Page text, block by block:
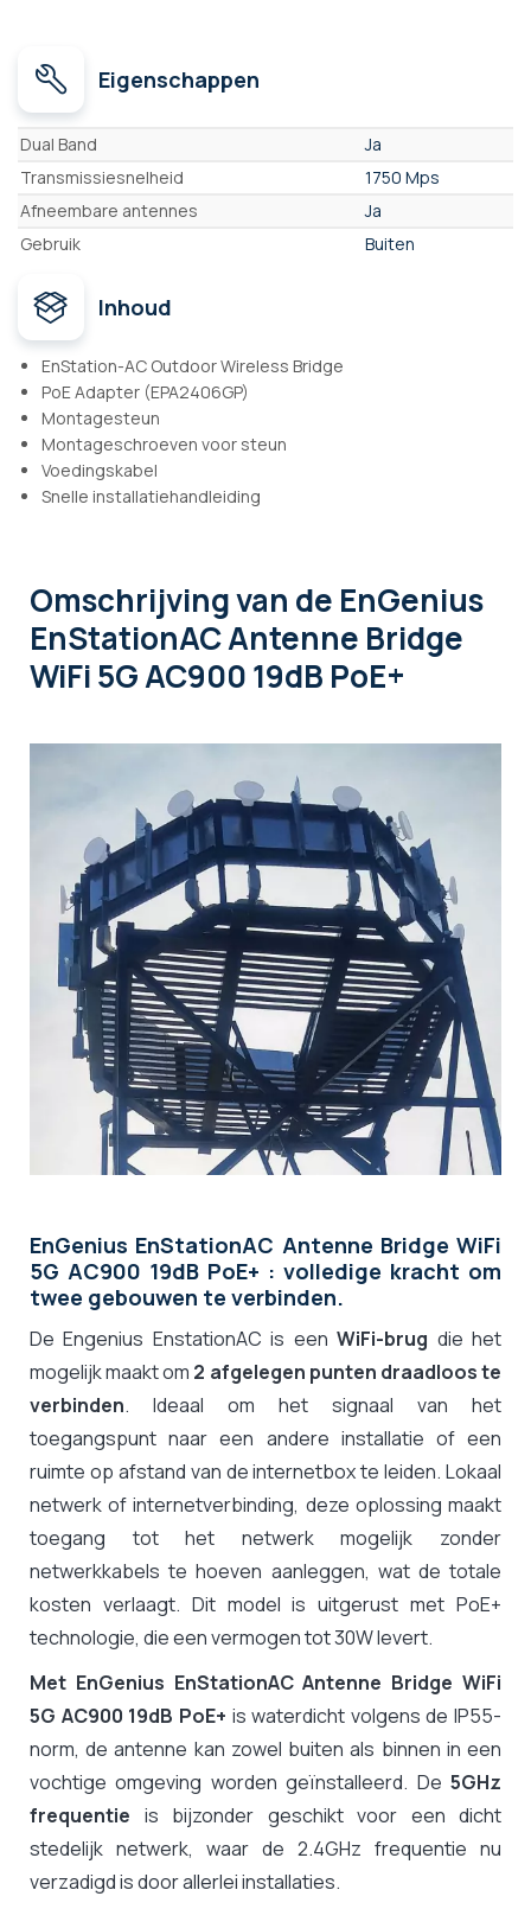
Eigenschappen
Eigenschappen
Dual Band
Ja
Transmissiesnelheid
1750 Mps
Afneembare antennes
Ja
Gebruik
Buiten
Inhoud
EnStation-AC Outdoor Wireless Bridge
PoE Adapter (EPA2406GP)
Montagesteun
Montageschroeven voor steun
Voedingskabel
Snelle installatiehandleiding
Omschrijvingvan de EnGenius
EnStationAC Antenne Bridge
WiFi 5G AC900 19dB PoE+
EnGenius EnStationAC Antenne Bridge WiFi
5G AC900 19dB PoE+ : volledige kracht om
twee gebouwen te verbinden.
De Engenius EnstationAC is eenWiFi-brug die het
mogelijk maakt om 2 afgelegen punten draadloos te
verbinden. Ideaal om het signaal van het
toegangspunt naar een andere installatie of een
ruimte op afstand van de internetbox te leiden. Lokaal
netwerk of internetverbinding, deze oplossing maakt
toegang tot het netwerk mogelijk zonder
netwerkkabels te hoeven aanleggen, wat de totale
kosten verlaagt. Dit model is uitgerust met PoE+
technologie, die een vermogen tot 30W levert.
Met EnGenius EnStationAC Antenne Bridge WiFi
5G AC900 19dB PoE+ is waterdicht volgens de IP55-
norm, de antenne kan zowel buiten als binnen in een
vochtige omgeving worden geïnstalleerd. De 5GHz
frequentie is bijzonder geschikt voor een dicht
stedelijk netwerk, waar de 2.4GHz frequentie nu
verzadigd is door allerlei installaties.